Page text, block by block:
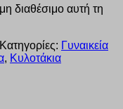
διαθέσιμο αυτή τη
Κατηγορίες: Γυναικεία
, Κυλοτάκια